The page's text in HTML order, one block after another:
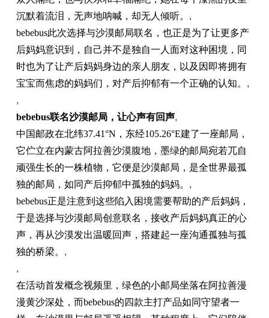
沉默着流泪，无声地呐喊，却无人倾听。 ,
bebebus此次选择与沙漠邮局联名，也正是为了让更多产
后妈妈意识到，自己并不是独自一人面对这种困境，同
时也为了让产后妈妈身边的亲人朋友，以及因即将拥有
宝宝而焦虑的妈妈们，对产后抑郁有一个正确的认知。 ,
,
bebebus联名沙漠邮局，让心声有回声,
中国邮政在北纬37.41°N，东经105.26°E建了一座邮局，
它伫立在内蒙古阿拉善沙漠腹地，墨绿的邮局宛若兀自
顽强生长的一株植物，它便是沙漠邮局，是全世界最孤
独的邮局，如同产后抑郁中孤独的妈妈。 ,
bebebus正是注意到这些陷入困境需要帮助的产后妈妈，
于是选择与沙漠邮局创意联名，接收产后妈妈真正的心
声，再从沙漠发出温暖回声，搭建起一座沟通孤独与孤
独的桥梁。 ,
,
在活动首发概念视频里，绿色的小邮局坐落在阿拉善漫
漫黄沙深处，而bebebus的四款主打产品如同守望者一